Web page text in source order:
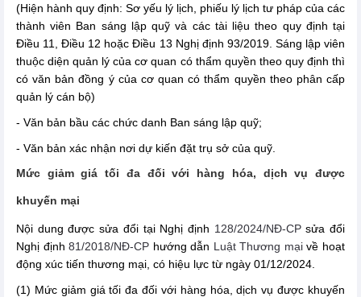
(Hiện hành quy định: Sơ yếu lý lịch, phiếu lý lịch tư pháp của các
thành viên Ban sáng lập quỹ và các tài liệu theo quy định tại
Điều 11, Điều 12 hoặc Điều 13 Nghị định 93/2019. Sáng lập viên
thuộc diện quản lý của cơ quan có thẩm quyền theo quy định thì
có văn bản đồng ý của cơ quan có thẩm quyền theo phân cấp
quản lý cán bộ)
- Văn bản bầu các chức danh Ban sáng lập quỹ;
- Văn bản xác nhận nơi dự kiến đặt trụ sở của quỹ.
Mức giảm giá tối đa đối với hàng hóa, dịch vụ được
khuyến mại
Nội dung được sửa đổi tại Nghị định 128/2024/NĐ-CPsửa đổi
Nghị định81/2018/NĐ-CP hướng dẫn Luật Thương mạivề hoạt
động xúc tiến thương mại, có hiệu lực từ ngày 01/12/2024.
(1) Mức giảm giá tối đa đối với hàng hóa, dịch vụ được khuyến